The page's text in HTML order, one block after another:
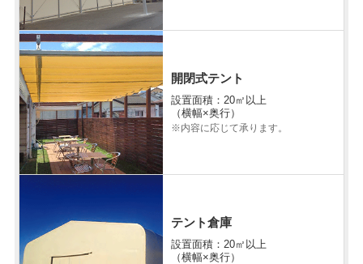
開閉式テント
設置面積：20㎡以上
（横幅×奥行）
※内容に応じて承ります。
テント倉庫
設置面積：20㎡以上
（横幅×奥行）